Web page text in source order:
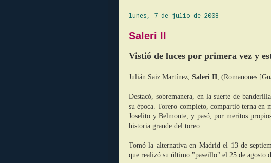
lunes, 7 de julio de 2008
Saleri II
Vistió de luces por primera vez y
Julián Saiz Martínez, Saleri II, (Romanones
Destacó, sobremanera, en la suerte de
su época. Torero completo, compartió terna en
Joselito y Belmonte, y pasó, por meritos
historia grande del toreo.
Tomó la alternativa en Madrid el 13 de
que realizó su último "paseillo" el 25 de agosto